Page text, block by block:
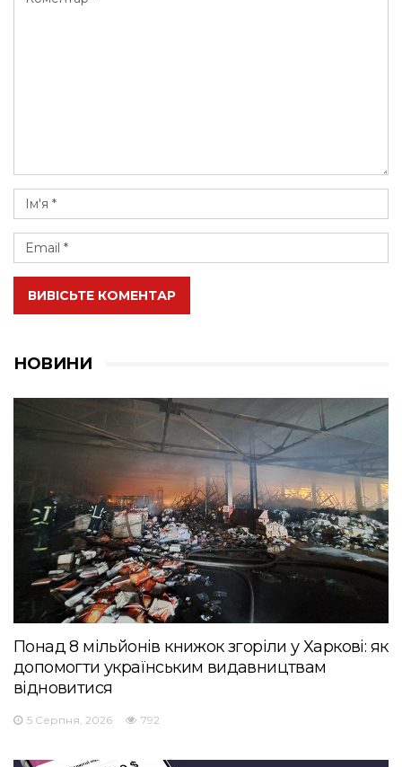
ВИВІСЬТЕ КОМЕНТАР
НОВИНИ
Понад 8 мільйонів книжок згоріли у Харкові: як
допомогти українським видавництвам
відновитися
5 Серпня, 2026 792